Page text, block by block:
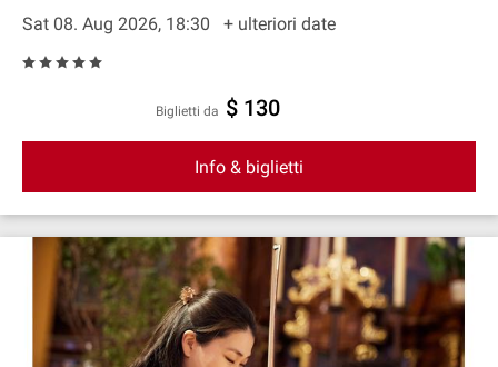
Sat 08. Aug 2026, 18:30
+ ulteriori date
Biglietti da $ 130
Info & biglietti